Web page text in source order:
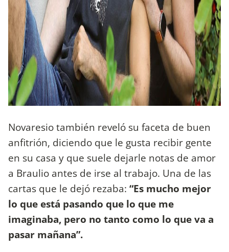
Novaresio también reveló su faceta de buen
anfitrión, diciendo que le gusta recibir gente
en su casa y que suele dejarle notas de amor
a Braulio antes de irse al trabajo. Una de las
cartas que le dejó rezaba: “Es mucho mejor
lo que está pasando que lo que me
imaginaba, pero no tanto como lo que va a
pasar mañana”.